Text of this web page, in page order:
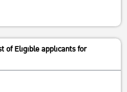
of Eligible applicants for